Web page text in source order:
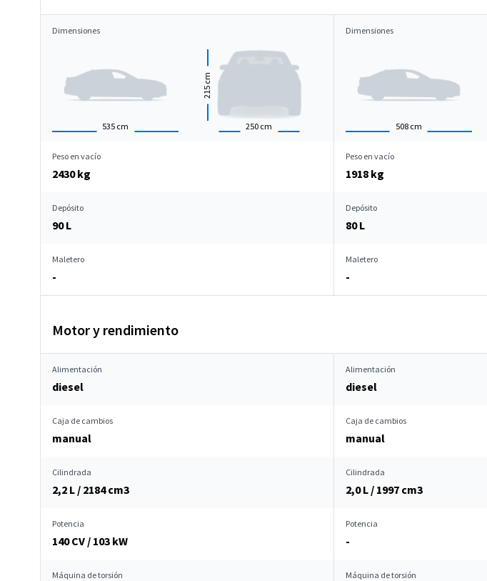
Dimensiones
535 cm 250 cm
215
cm
Dimensiones
508 cm
Peso en vacío
2430 kg
Peso en vacío
1918 kg
Depósito
90 L
Depósito
80 L
Maletero
-
Maletero
-
Motor y rendimiento
Alimentación
diesel
Alimentación
diesel
Caja de cambios
manual
Caja de cambios
manual
Cilindrada
2,2 L / 2184 cm3
Cilindrada
2,0 L / 1997 cm3
Potencia
140 CV / 103 kW
Potencia
-
Máquina de torsión Máquina de torsión